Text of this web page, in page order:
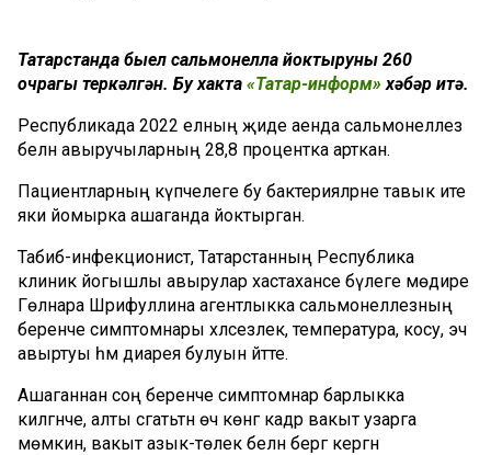
Татарстанда быел сальмонелла йоктыруның 260
очрагы теркәлгән. Бу хакта «Татар-информ» хәбәр итә.
Республикада 2022 елның җиде аенда сальмонеллез
белән авыручыларның 28,8 процентка арткан.
Пациентларның күпчелеге бу бактерияләрне тавык ите
яки йомырка ашаганда йоктырган.
Табиб-инфекционист, Татарстанның Республика
клиник йогышлы авырулар хастаханәсе бүлеге мөдире
Гөлнара Шәрифуллина агентлыкка сальмонеллезның
беренче симптомнары хәлсезлек, температура, косу, эч
авыртуы һәм диарея булуын әйтте.
Ашаганнан соң беренче симптомнар барлыкка
килгәнче, алты сәгатьтән өч көнгә кадәр вакыт узарга
мөмкин, вакыт азык-төлек белән бергә кергән